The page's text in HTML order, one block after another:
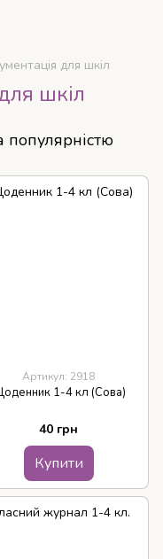
для шкіл
шкіл
популярністю
Артикул: 2918
1-4 кл (Сова)
40 грн
Купити